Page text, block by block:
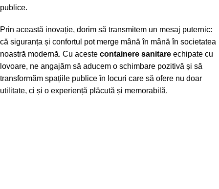
publice.
Prin această inovație, dorim să transmitem un mesaj puternic:
că siguranța și confortul pot merge mână în mână în societatea
noastră modernă. Cu aceste containere sanitare echipate cu
lovoare, ne angajăm să aducem o schimbare pozitivă și să
transformăm spațiile publice în locuri care să ofere nu doar
utilitate, ci și o experiență plăcută și memorabilă.